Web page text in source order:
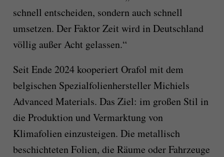
schnell entscheiden, sondern auch schnell
umsetzen. Der Faktor Zeit wird in Deutschland
völlig außer Acht gelassen.“
Seit Ende 2024 kooperiert Orafol mit dem
belgischen Spezialfolienhersteller Michiels
Advanced Materials. Das Ziel: im großen Stil in
die Produktion und Vermarktung von
Klimafolien einzusteigen. Die metallisch
beschichteten Folien, die Räume oder Fahrzeuge